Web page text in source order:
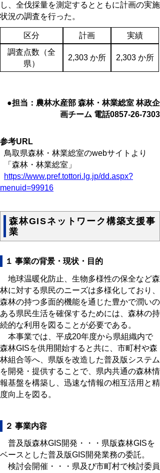
し、全伐採量を測定するとともに計画の実施
状況の調査を行った。
区分 計画
実績
調査点数（全
県）
2,303 か所 2,303 か所
●担当：農林水産部 森林・林業総室 林政企
画チーム 電話0857-26-7303
参考URL
鳥取県森林・林業総室のwebサイトより
「森林・林業総室」
https://www.pref.tottori.lg.jp/dd.aspx?
menuid=99916
森林GISネットワーク構築支援事
業
１ 事業の背景・現状・目的
地球温暖化防止、生物多様性の保全など森
林に対する県民のニーズは多様化しており、
森林の持つ多面的機能を通じた豊かで潤いの
ある県民生活を確保するためには、森林の持
続的な利用を図ることが必要である。
本事業では、平成20年度から県組織内で
森林GISを供用開始すると共に、市町村や森
林組合等へ、県版を改造した普及版システム
を開発・提供することで、県内共通の森林情
報基盤を構築し、迅速な情報の相互活用と精
度向上を図る。
２ 事業内容
普及版森林GIS開発・・・県版森林GISを
ベースとした普及版GIS開発業務の委託。
検討会開催・・・県及び市町村で検討委員